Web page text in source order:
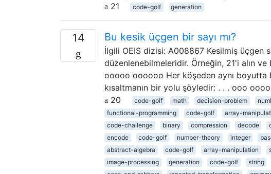
21
code-golf generation
14 Bu kesik üçgen bir sayı mı?
İlgili OEIS dizisi: A008867 Kesilmiş üçgen
düzenlenebilmeleridir. Örneğin, 21'i alın
ooooo oooooo Her köşeden aynı boyutta
kısaltmanın bir yolu şöyledir: . . . ooo
20
code-golf math decision-problem
functional-programming
code-golf array-
code-challenge
binary compression decode
encode
code-golf number-theory integer
abstract-algebra
code-golf array-manipulation
image-processing
generation code-golf string